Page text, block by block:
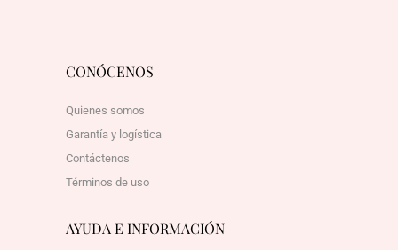
CONÓCENOS
Quienes somos
Garantía y logística
Contáctenos
Términos de uso
AYUDA E INFORMACIÓN